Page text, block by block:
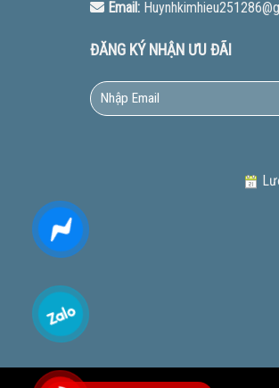
Email:
ĐĂNG KÝ NHẬN ƯU ĐÃI